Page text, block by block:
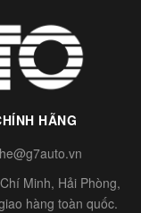
HÃNG
Minh, Hải Phòng,
hàng toàn quốc.